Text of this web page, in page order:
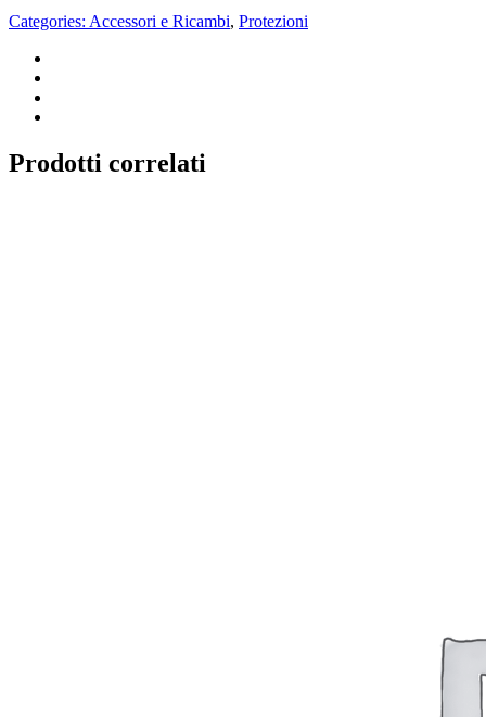
Categories: Accessori e Ricambi, Protezioni
Prodotti correlati